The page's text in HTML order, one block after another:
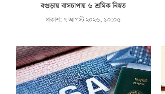
বগুড়ায় বাসচাপায় ৬ শ্রমিক নিহত
প্রকাশ: ৭ আগস্ট ২০২৬, ১০:০৫